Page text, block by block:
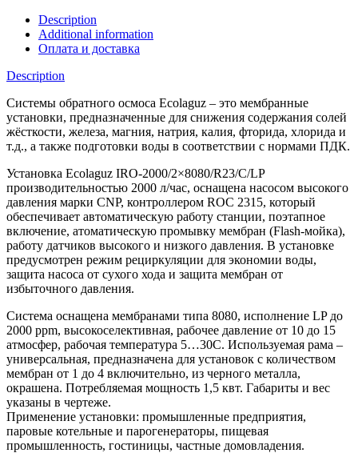
Description
Additional information
Оплата и доставка
Description
Системы обратного осмоса Ecolaguz – это мембранные
установки, предназначенные для снижения содержания солей
жёсткости, железа, магния, натрия, калия, фторида, хлорида и
т.д., а также подготовки воды в соответствии с нормами ПДК.
Установка Ecolaguz IRO-2000/2×8080/R23/C/LP
производительностью 2000 л/час, оснащена насосом высокого
давления марки CNP, контроллером ROC 2315, который
обеспечивает автоматическую работу станции, поэтапное
включение, атоматическую промывку мембран (Flash-мойка),
работу датчиков высокого и низкого давления. В установке
предусмотрен режим рециркуляции для экономии воды,
защита насоса от сухого хода и защита мембран от
избыточного давления.
Система оснащена мембранами типа 8080, исполнение LP до
2000 ppm, высокоселективная, рабочее давление от 10 до 15
атмосфер, рабочая температура 5…30С. Используемая рама –
универсальная, предназначена для установок с количеством
мембран от 1 до 4 включительно, из черного металла,
окрашена. Потребляемая мощность 1,5 квт. Габариты и вес
указаны в чертеже.
Применение установки: промышленные предприятия,
паровые котельные и парогенераторы, пищевая
промышленность, гостиницы, частные домовладения.